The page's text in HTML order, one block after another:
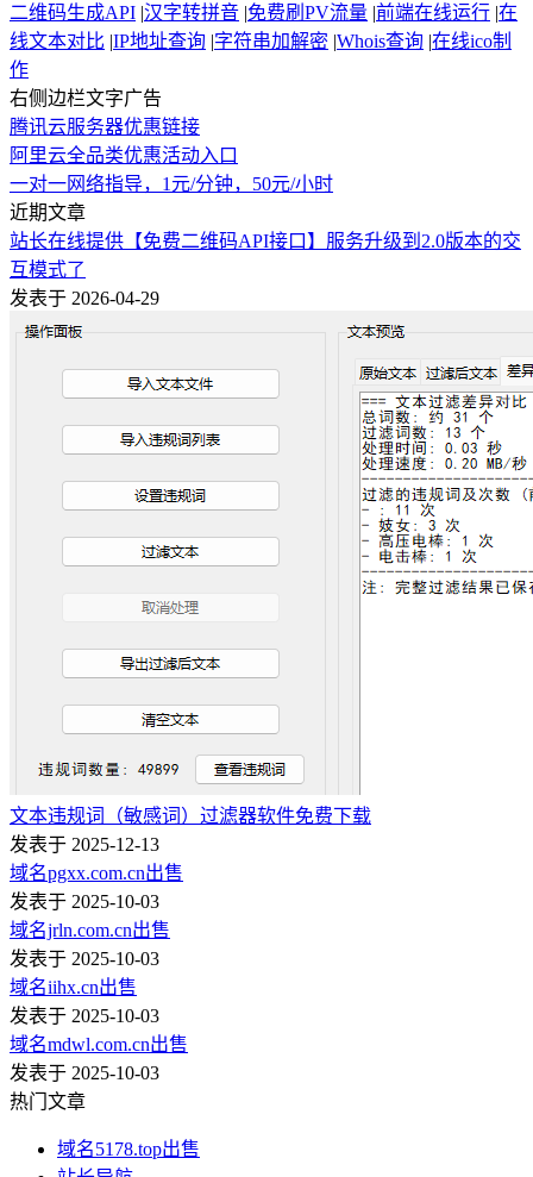
二维码生成API |汉字转拼音 |免费刷PV流量 |前端在线运行 |在
线文本对比 |IP地址查询 |字符串加解密 |Whois查询 |在线ico制
作
右侧边栏文字广告
腾讯云服务器优惠链接
阿里云全品类优惠活动入口
一对一网络指导，1元/分钟，50元/小时
近期文章
站长在线提供【免费二维码API接口】服务升级到2.0版本的交
互模式了
发表于 2026-04-29
文本违规词（敏感词）过滤器软件免费下载
发表于 2025-12-13
域名pgxx.com.cn出售
发表于 2025-10-03
域名jrln.com.cn出售
发表于 2025-10-03
域名iihx.cn出售
发表于 2025-10-03
域名mdwl.com.cn出售
发表于 2025-10-03
热门文章
域名5178.top出售